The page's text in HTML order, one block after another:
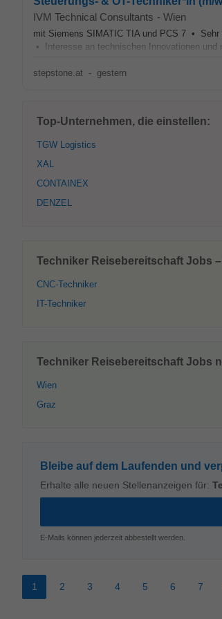
IVM Technical Consultants - Wien
mit Siemens SIMATIC TIA und PCS 7 •
• Interesse an technischen Innovationen und
stepstone.at - gestern
Top-Unternehmen, die einstellen:
TGW Logistics
XAL
CONTAINEX
DENZEL
Techniker Reisebereitschaft Jobs
CNC-Techniker
IT-Techniker
Techniker Reisebereitschaft Jobs
Wien
Graz
Bleibe auf dem Laufenden und
Erhalte alle neuen Stellenanzeigen für:
E-Mails können jederzeit abbestellt werden.
1 2 3 4 5 6 7